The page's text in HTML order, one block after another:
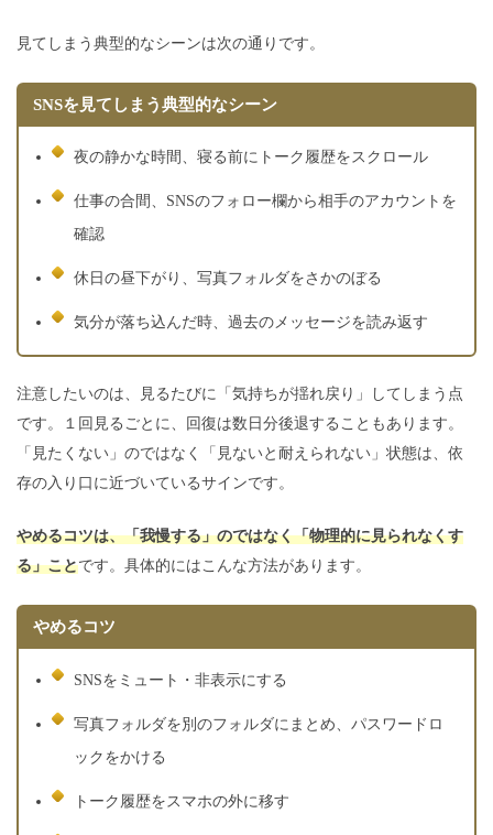
見てしまう典型的なシーンは次の通りです。
SNSを見てしまう典型的なシーン
夜の静かな時間、寝る前にトーク履歴をスクロール
仕事の合間、SNSのフォロー欄から相手のアカウントを
確認
休日の昼下がり、写真フォルダをさかのぼる
気分が落ち込んだ時、過去のメッセージを読み返す
注意したいのは、見るたびに「気持ちが揺れ戻り」してしまう点
です。１回見るごとに、回復は数日分後退することもあります。
「見たくない」のではなく「見ないと耐えられない」状態は、依
存の入り口に近づいているサインです。
やめるコツは、「我慢する」のではなく「物理的に見られなくす
る」ことです。具体的にはこんな方法があります。
やめるコツ
SNSをミュート・非表示にする
写真フォルダを別のフォルダにまとめ、パスワードロ
ックをかける
トーク履歴をスマホの外に移す